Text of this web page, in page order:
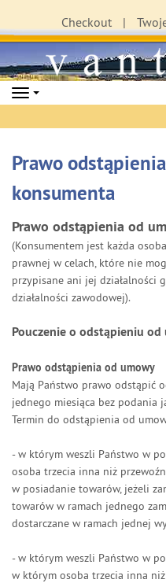
Checkout
Navigation
Prawo
konsumenta
Prawo odstąpienia od
(Konsumentem jest każda
prawnej w celach, które nie
przypisane ani jej działalności
działalności zawodowej).
Pouczenie o odstąpieniu
Prawo odstąpienia od umowy
Mają Państwo prawo odstąpić
jednego miesiąca bez podania
Termin do odstąpienia od
- w którym weszli Państwo w
osoba trzecia inna niż
w posiadanie towarów, jeżeli
towarów w ramach jednego
dostarczane w ramach jednej
- w którym weszli Państwo w
w którym osoba trzecia inna